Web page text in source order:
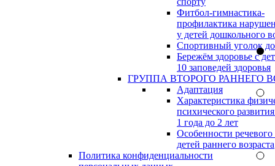
Фитбол-гимнастика-
профилактика
у детей дошкольного
Спортивный уголок
Бережём здоровье с
10 заповедей здоровья
ГРУППА ВТОРОГО РАННЕГО
Адаптация
Характеристика
психического
1 года до 2 лет
Особенности речевого
детей раннего возраста
Политика конфиденциальности